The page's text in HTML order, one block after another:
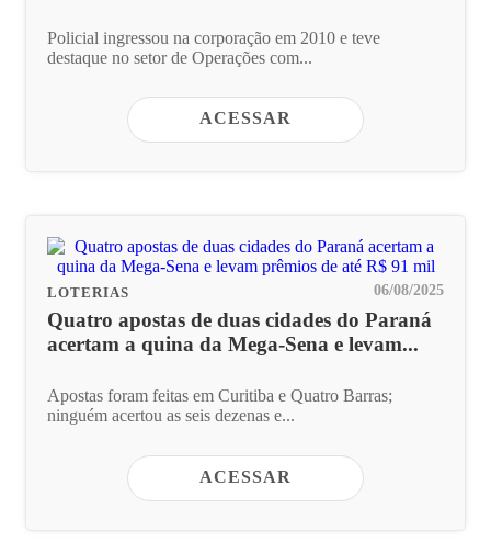
Policial ingressou na corporação em 2010 e teve
destaque no setor de Operações com...
ACESSAR
LOTERIAS 06/08/2025
Quatro apostas de duas cidades do Paraná
acertam a quina da Mega-Sena e levam...
Apostas foram feitas em Curitiba e Quatro Barras;
ninguém acertou as seis dezenas e...
ACESSAR